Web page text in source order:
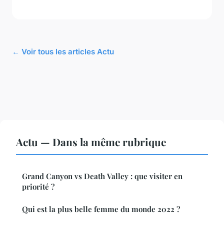
← Voir tous les articles Actu
Actu — Dans la même rubrique
Grand Canyon vs Death Valley : que visiter en
priorité ?
Qui est la plus belle femme du monde 2022 ?